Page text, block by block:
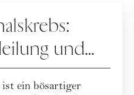
und
ein bösartiger